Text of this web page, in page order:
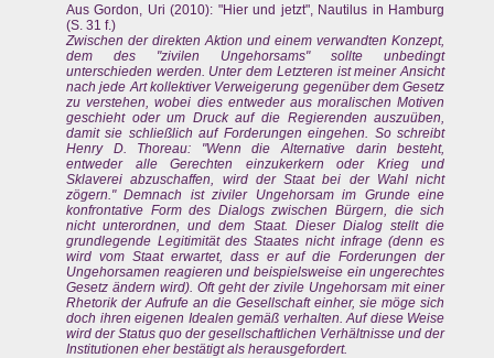
Aus Gordon, Uri (2010): "Hier und jetzt", Nautilus in Hamburg
(S. 31 f.)
Zwischen der direkten Aktion und einem verwandten Konzept,
dem des "zivilen Ungehorsams" sollte unbedingt
unterschieden werden. Unter dem Letzteren ist meiner Ansicht
nach jede Art kollektiver Verweigerung gegenüber dem Gesetz
zu verstehen, wobei dies entweder aus moralischen Motiven
geschieht oder um Druck auf die Regierenden auszuüben,
damit sie schließlich auf Forderungen eingehen. So schreibt
Henry D. Thoreau: "Wenn die Alternative darin besteht,
entweder alle Gerechten einzukerkern oder Krieg und
Sklaverei abzuschaffen, wird der Staat bei der Wahl nicht
zögern." Demnach ist ziviler Ungehorsam im Grunde eine
konfrontative Form des Dialogs zwischen Bürgern, die sich
nicht unterordnen, und dem Staat. Dieser Dialog stellt die
grundlegende Legitimität des Staates nicht infrage (denn es
wird vom Staat erwartet, dass er auf die Forderungen der
Ungehorsamen reagieren und beispielsweise ein ungerechtes
Gesetz ändern wird). Oft geht der zivile Ungehorsam mit einer
Rhetorik der Aufrufe an die Gesellschaft einher, sie möge sich
doch ihren eigenen Idealen gemäß verhalten. Auf diese Weise
wird der Status quo der gesellschaftlichen Verhältnisse und der
Institutionen eher bestätigt als herausgefordert.